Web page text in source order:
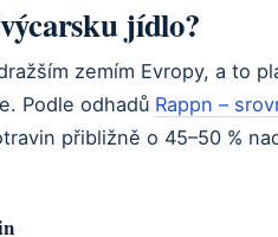
jídlo?
zemím Evropy, a to
Podle odhadů Rappn –
přibližně o 45–50 %